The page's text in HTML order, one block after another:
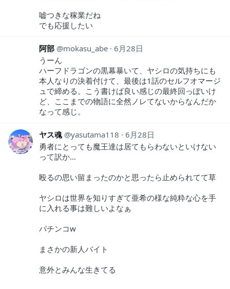
嘘つきな稼業だね
でも応援したい
阿部 mokasu_abe 6月28日
うーん
ハーフドラゴンの黒幕暴いて、ヤシロの気持ちにも
本人なりの決着付けて、最後は1話のセルフオマージ
ュで締める。こう書けば良い感じの最終回っぽいけ
ど、ここまでの物語に全然ノレてないからなんだか
なって感じ。
ヤス魂 yasutama118
6月28日
勇者にとっても魔王達は居てもらわないといけない
って訳か…
殴るの思い留まったのかと思ったら止められてて草
ヤシロは世界を知りすぎて亜希の様な純粋な心を手
に入れる事は難しいよなぁ
パチンコw
まさかの新人バイト
意外とみんな生きてる